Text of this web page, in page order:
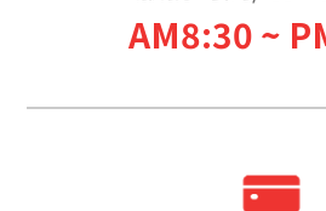
AM8:30 ~